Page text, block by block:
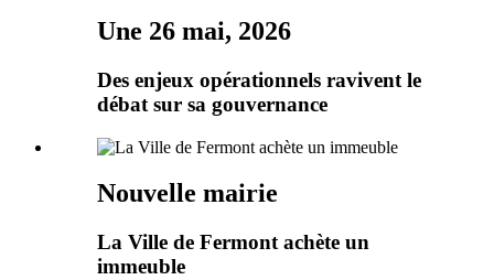
Une 26 mai, 2026
Des enjeux opérationnels ravivent le
débat sur sa gouvernance
Nouvelle mairie
La Ville de Fermont achète un
immeuble